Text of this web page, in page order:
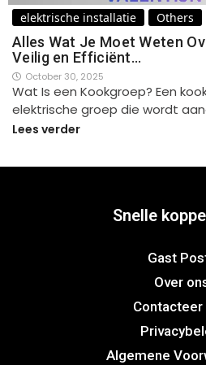
elektrische installatie Others
Alles Wat Je Moet Weten
Veilig en Efficiënt…
October 30, 2025
Wat Is een Kookgroep? Een
elektrische groep die wordt
Lees verder
Snelle
Gast
Over
Contacteer
Algemene